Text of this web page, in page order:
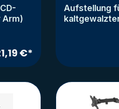
Arm)
€*
Aufstellung